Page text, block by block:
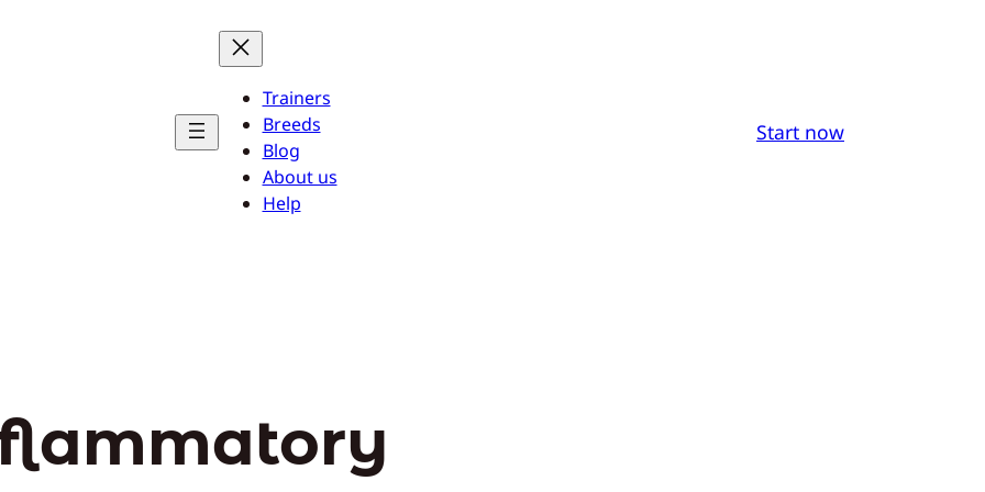
Trainers
Breeds
Blog
About us
Help
Start now